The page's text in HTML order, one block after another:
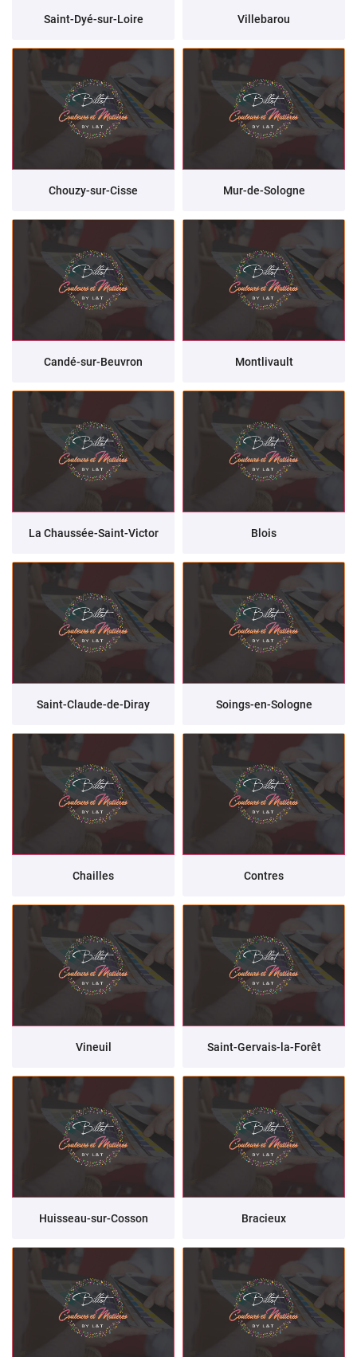
Saint-Dyé-sur-Loire Villebarou
Chouzy-sur-Cisse Mur-de-Sologne
Candé-sur-Beuvron Montlivault
La Chaussée-Saint-Victor Blois
Saint-Claude-de-Diray Soings-en-Sologne
Chailles Contres
Vineuil Saint-Gervais-la-Forêt
Huisseau-sur-Cosson Bracieux